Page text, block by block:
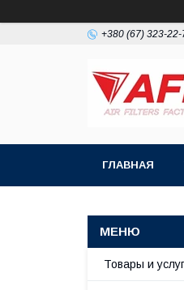
+380 (67) 323-22-
ГЛАВНАЯ
Товары и